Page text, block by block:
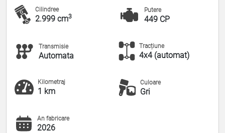
Cilindree
2.999 cm3
Putere
449 CP
Transmisie
Automata
Tracțiune
4x4 (automat)
Kilometraj
1 km
Culoare
Gri
An fabricare
2026